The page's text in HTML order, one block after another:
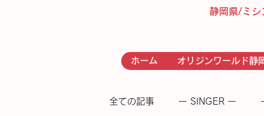
静岡県/ミシ
ホーム オリジンワールド静
全ての記事 ー SINGER ー